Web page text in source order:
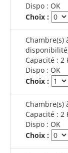
Dispo : OK
Choix :
Chambre(s)
Capacité : 2
Dispo : OK
Choix :
Chambre(s)
Capacité : 2
Dispo : OK
Choix :